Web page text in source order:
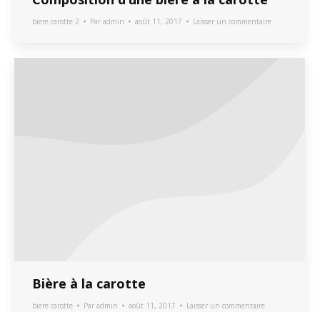
biere carotte 2 Par admin août 11, 2017 Laisser un commentaire
Bière à la carotte
biere carotte Par admin août 11, 2017 Laisser un commentaire